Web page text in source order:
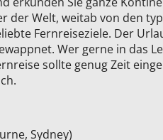
der Welt, weitab von den
Fernreiseziele. Der
Wer gerne in das
sollte genug Zeit
Sydney)